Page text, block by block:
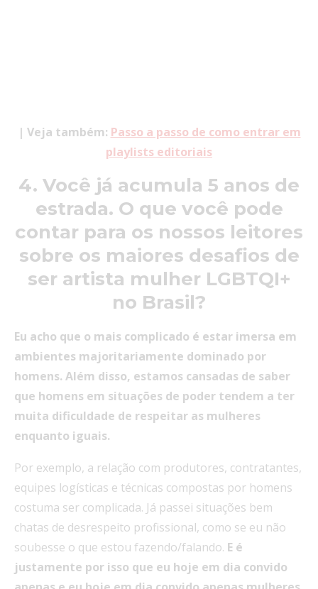
| Veja também: Passo a passo de como entrar em
playlists editoriais
4. Você já acumula 5 anos de
estrada. O que você pode
contar para os nossos leitores
sobre os maiores desafios de
ser artista mulher LGBTQI+
no Brasil?
Eu acho que o mais complicado é estar imersa em
ambientes majoritariamente dominado por
homens. Além disso, estamos cansadas de saber
que homens em situações de poder tendem a ter
muita dificuldade de respeitar as mulheres
enquanto iguais.
Por exemplo, a relação com produtores, contratantes,
equipes logísticas e técnicas compostas por homens
costuma ser complicada. Já passei situações bem
chatas de desrespeito profissional, como se eu não
soubesse o que estou fazendo/falando. E é
justamente por isso que eu hoje em dia convido